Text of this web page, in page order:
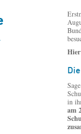
in
am